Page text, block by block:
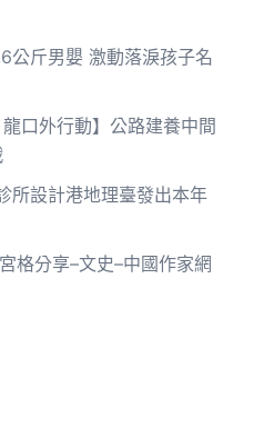
公斤男嬰 激動落淚孩子名
口外行動】公路建養中間
所設計港地理臺發出本年
格分享–文史–中國作家網